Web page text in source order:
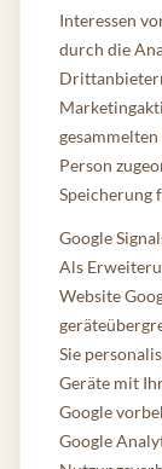
Interessen
durch die
Person
Speicherung
Google
Als
Website
Sie
Geräte mit
Google
Google